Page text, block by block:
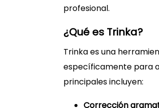
profesional.
¿Qué es Trinka?
Trinka es una
específicamente para
principales incluyen:
Corrección